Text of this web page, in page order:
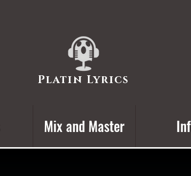
Platin Lyrics
Mix and Master